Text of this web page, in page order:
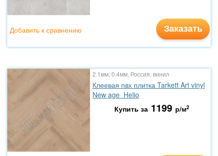
Заказать
Добавить к сравнению
2.1мм, 0.4мм, Россия, винил
Клеевая пвх плитка Tarkett Art vinyl
New age Helio
Купить за 1199 р/м2